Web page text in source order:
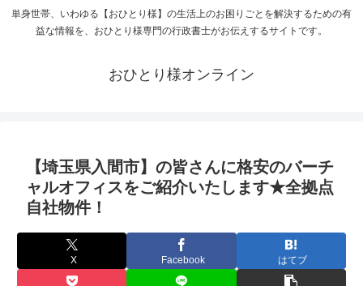
単身世帯、いわゆる【おひとり様】の生活上のお困りごとを解決するための有
益な情報を、おひとり様専門の行政書士がお伝えするサイトです。
おひとり様オンライン
【埼玉県入間市】の皆さんに格安のバーチ
ャルオフィスをご紹介いたします★全拠点
自社物件！
X Facebook はてブ